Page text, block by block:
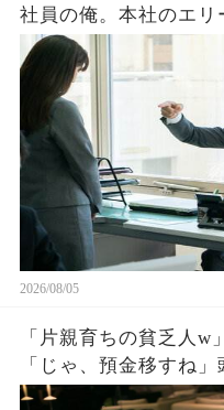
社員の俺。本社のエリ
資料を渡すと「あな
の後、まさかの展開
2026/08/05
「片親育ちの貧乏人w
「じゃ、預金移すね
。